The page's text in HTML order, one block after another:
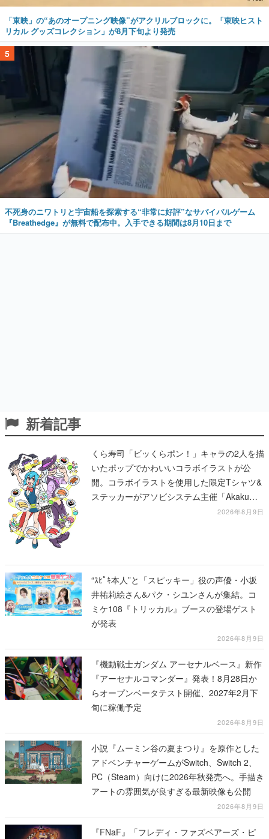
「東映」の“あのオープニング映像”がアクリルブロックに。「東映ヒスト
リカル グッズコレクション」が8月下旬より発売
5
不死身のニワトリと宇宙船を探索する“非常に好評”なサバイバルゲーム
『Breathedge』が無料で配布中。入手できる期間は8月10日まで
新着記事
くら寿司「ビッくらポン！」キャラの2人を描
いたポップでかわいいコラボイラストが公
開。コラボイラストを使用した限定Tシャツ&
ステッカーがアソビシステム主催「Akaku
2026年8月9日
“ｽﾋﾟｷ本人”と「スピッキー」役の声優・小坂
井祐莉絵さん&パク・シユンさんが集結。コ
ミケ108『トリッカル』ブースの登場ゲスト
が発表
2026年8月9日
『機動戦士ガンダム アーセナルベース』新作
『アーセナルコマンダー』発表！8月28日か
らオープンベータテスト開催、2027年2月下
旬に稼働予定
2026年8月9日
小説『ムーミン谷の夏まつり』を原作とした
アドベンチャーゲームがSwitch、Switch 2、
PC（Steam）向けに2026年秋発売へ。手描き
アートの雰囲気が良すぎる最新映像も公開
2026年8月9日
『FNaF』「フレディ・ファズベアーズ・ピ